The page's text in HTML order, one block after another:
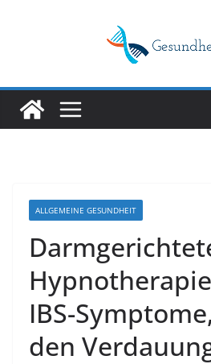
ALLGEMEINE GESUNDHEIT
IBS-
den